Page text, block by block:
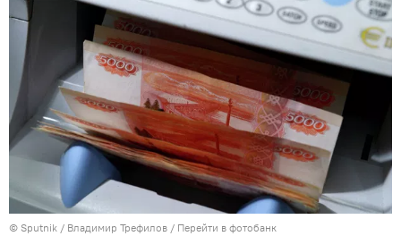
© Sputnik / Владимир Трефилов / Перейти в фотобанк